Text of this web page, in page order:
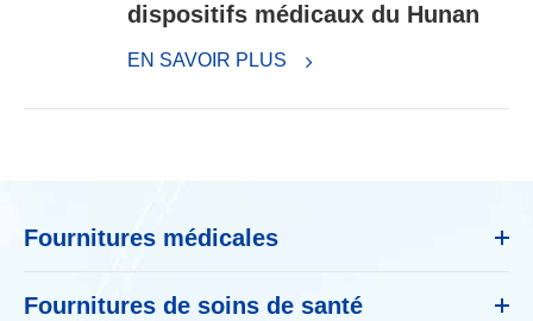
dispositifs médicaux du Hunan
EN SAVOIR PLUS
Fournitures médicales
Fournitures de soins de santé